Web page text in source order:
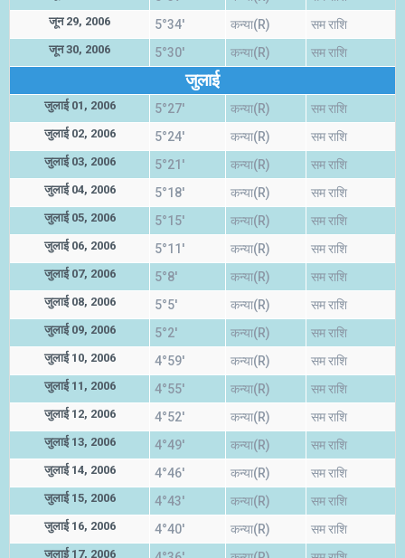
जून 29, 2006 5°34' कन्या(R) सम राशि
जून 30, 2006 5°30' कन्या(R) सम राशि
जुलाई
जुलाई 01, 2006 5°27' कन्या(R) सम राशि
जुलाई 02, 2006 5°24' कन्या(R) सम राशि
जुलाई 03, 2006 5°21' कन्या(R) सम राशि
जुलाई 04, 2006 5°18' कन्या(R) सम राशि
जुलाई 05, 2006 5°15' कन्या(R) सम राशि
जुलाई 06, 2006 5°11' कन्या(R) सम राशि
जुलाई 07, 2006 5°8' कन्या(R) सम राशि
जुलाई 08, 2006 5°5' कन्या(R) सम राशि
जुलाई 09, 2006 5°2' कन्या(R) सम राशि
जुलाई 10, 2006 4°59' कन्या(R) सम राशि
जुलाई 11, 2006 4°55' कन्या(R) सम राशि
जुलाई 12, 2006 4°52' कन्या(R) सम राशि
जुलाई 13, 2006 4°49' कन्या(R) सम राशि
जुलाई 14, 2006 4°46' कन्या(R) सम राशि
जुलाई 15, 2006 4°43' कन्या(R) सम राशि
जुलाई 16, 2006 4°40' कन्या(R) सम राशि
जुलाई 17, 2006